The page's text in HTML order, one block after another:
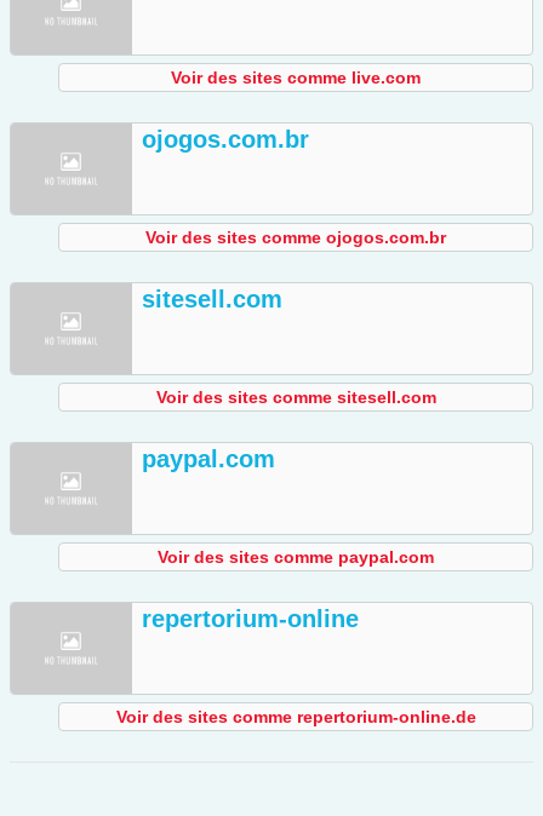
Voir des sites comme live.com
ojogos.com.br
Voir des sites comme ojogos.com.br
sitesell.com
Voir des sites comme sitesell.com
paypal.com
Voir des sites comme paypal.com
repertorium-online
Voir des sites comme repertorium-online.de